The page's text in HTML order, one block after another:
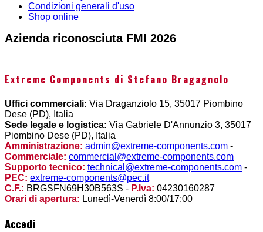
Condizioni generali d'uso
Shop online
Azienda riconosciuta FMI 2026
Extreme Components di Stefano Bragagnolo
Uffici commerciali: Via Draganziolo 15, 35017 Piombino
Dese (PD), Italia
Sede legale e logistica: Via Gabriele D'Annunzio 3, 35017
Piombino Dese (PD), Italia
Amministrazione: admin@extreme-components.com -
Commerciale: commercial@extreme-components.com
Supporto tecnico: technical@extreme-components.com -
PEC: extreme-components@pec.it
C.F.: BRGSFN69H30B563S - P.Iva: 04230160287
Orari di apertura: Lunedì-Venerdì 8:00/17:00
Accedi